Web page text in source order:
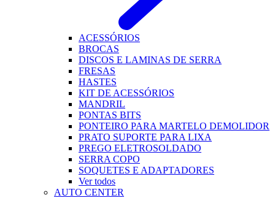
ACESSÓRIOS
BROCAS
DISCOS E LAMINAS DE SERRA
FRESAS
HASTES
KIT DE ACESSÓRIOS
MANDRIL
PONTAS BITS
PONTEIRO PARA MARTELO DEMOLIDOR
PRATO SUPORTE PARA LIXA
PREGO ELETROSOLDADO
SERRA COPO
SOQUETES E ADAPTADORES
Ver todos
AUTO CENTER